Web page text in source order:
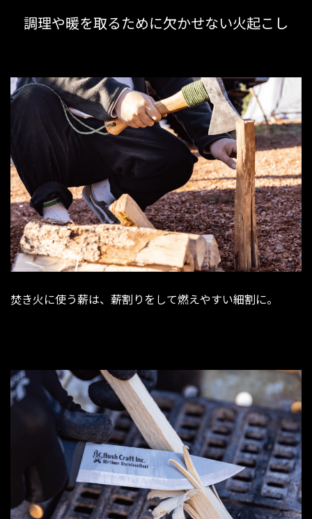
調理や暖を取るために欠かせない火起こし
焚き火に使う薪は、薪割りをして燃えやすい細割に。